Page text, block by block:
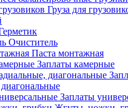
Груза для
Очиститель
Паста монтажная
Заплаты камерные
Заплаты